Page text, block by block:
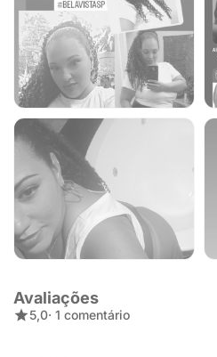
Avaliações
5,0· 1 comentário